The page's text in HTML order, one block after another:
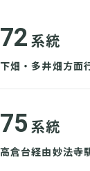
72 系統
下畑・多井畑方面
75 系統
高倉台経由妙法寺